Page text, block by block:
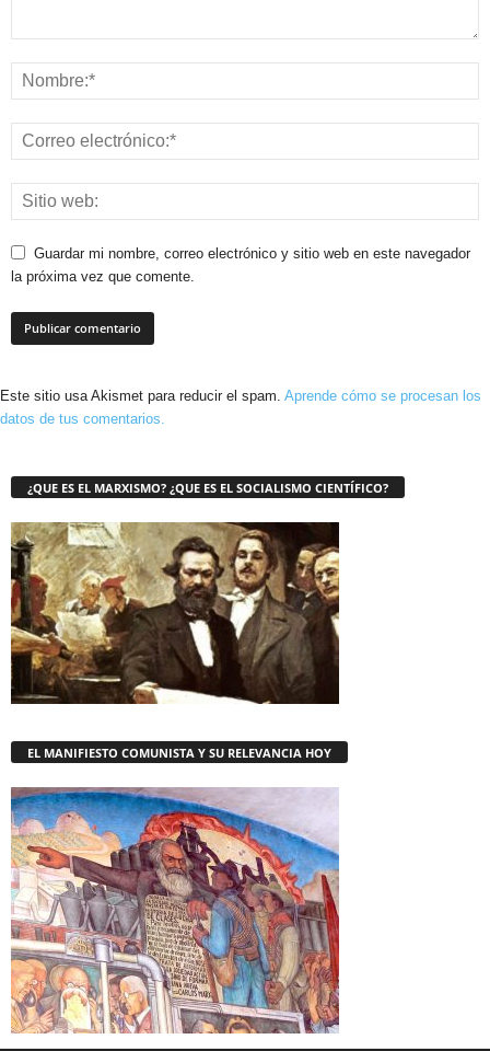
Guardar mi nombre, correo electrónico y sitio web en este navegador
la próxima vez que comente.
Este sitio usa Akismet para reducir el spam. Aprende cómo se procesan los
datos de tus comentarios.
¿QUE ES EL MARXISMO? ¿QUE ES EL SOCIALISMO CIENTÍFICO?
EL MANIFIESTO COMUNISTA Y SU RELEVANCIA HOY